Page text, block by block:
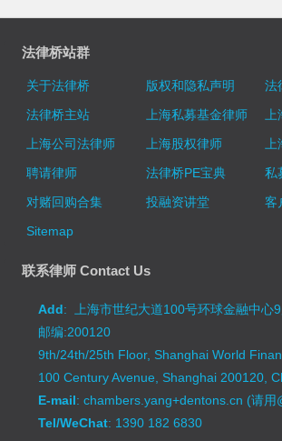
法律桥站群
关于法律桥 版权和隐私声明
法
法律桥主站
上海私募基金律师
上海公司法律师
上海股权律师
聘请律师
法律桥PE宝典
私
对赌回购合集
投融资讲堂
客
Sitemap
联系律师 Contact Us
Add: 上海市世纪大道100号环球金融中心
邮编:200120
9th/24th/25th Floor, Shanghai World
100 Century Avenue, Shanghai 200120,
E-mail: chambers.yang+dentons.cn (请用
Tel/WeChat: 1390 182 6830